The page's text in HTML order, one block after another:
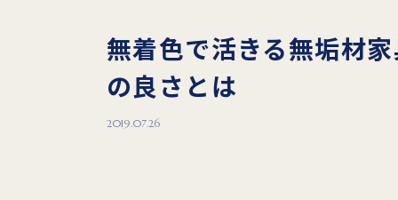
無着色で活きる無垢材
の良さとは
2019.07.26